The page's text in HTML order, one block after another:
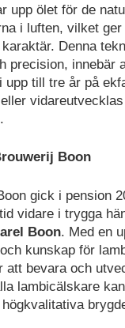
upp ölet för de
i luften, vilket
Denna
precision, innebär
upp till tre år på
Boon
gick i pension
vidare i trygga
Boon. Med en
kunskap för
att bevara och
lambicälskare